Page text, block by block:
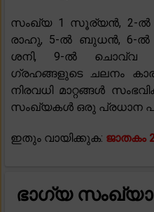
സംഖ്യ 1 സൂര്യൻ, 2-ൽ
രാഹു, 5-ൽ ബുധൻ, 6-
ശനി, 9-ൽ ചൊവ്വ
ഗ്രഹങ്ങളുടെ ചലനം
നിരവധി മാറ്റങ്ങൾ
സംഖ്യകൾ ഒരു പ്രധാന
ഇതും വായിക്കുക: ജാതകം
ഭാഗ്യ സംഖ്യാ